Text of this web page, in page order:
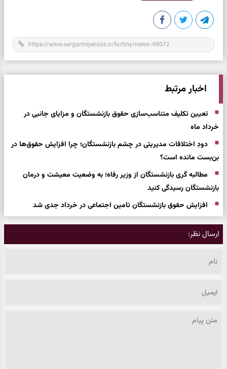
اخبار مرتبط
تعیین تکلیف متناسب‌سازی حقوق بازنشستگان و مزایای جانبی در
خرداد ماه
دودِ اختلافات مدیریتی در چشم بازنشستگان؛ چرا افزایش حقوق‌ها در
بن‌بست مانده است؟
مطالبه گری بازنشستگان از وزیر رفاه؛ به وضعیت معیشت و درمان
بازنشستگان رسیدگی کنید
افزایش حقوق بازنشستگان تامین اجتماعی در خرداد جدی شد
ارسال نظر: